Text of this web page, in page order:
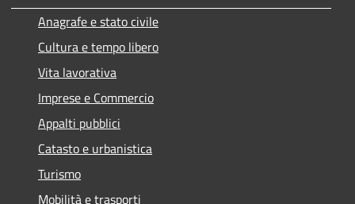
Anagrafe e stato civile
Cultura e tempo libero
Vita lavorativa
Imprese e Commercio
Appalti pubblici
Catasto e urbanistica
Turismo
Mobilità e trasporti